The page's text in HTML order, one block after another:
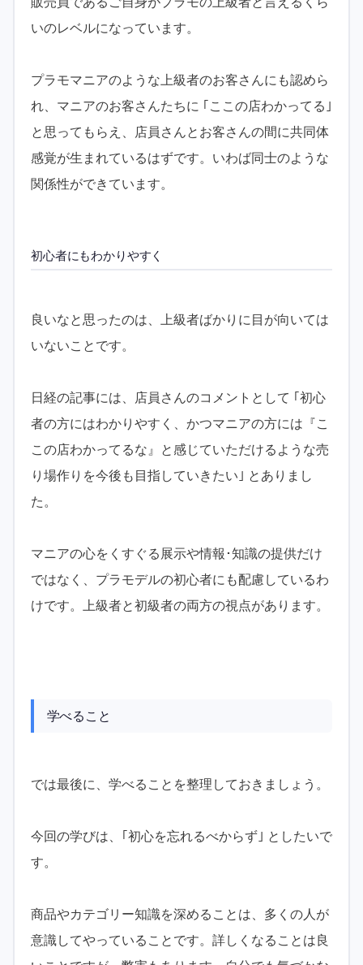
いのレベルになっています。
プラモマニアのような上級者のお客さんにも認めら
れ、マニアのお客さんたちに ｢ここの店わかってる｣
と思ってもらえ、店員さんとお客さんの間に共同体
感覚が生まれているはずです。いわば同士のような
関係性ができています。
初心者にもわかりやすく
良いなと思ったのは、上級者ばかりに目が向いては
いないことです。
日経の記事には、店員さんのコメントとして ｢初心
者の方にはわかりやすく、かつマニアの方には『こ
この店わかってるな』と感じていただけるような売
り場作りを今後も目指していきたい｣ とありまし
た。
マニアの心をくすぐる展示や情報･知識の提供だけ
ではなく、プラモデルの初心者にも配慮しているわ
けです。上級者と初級者の両方の視点があります。
学べること
では最後に、学べることを整理しておきましょう。
今回の学びは、｢初心を忘れるべからず｣ としたいで
す。
商品やカテゴリー知識を深めることは、多くの人が
意識してやっていることです。詳しくなることは良